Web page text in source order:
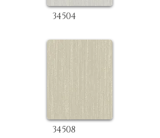
34504
34508